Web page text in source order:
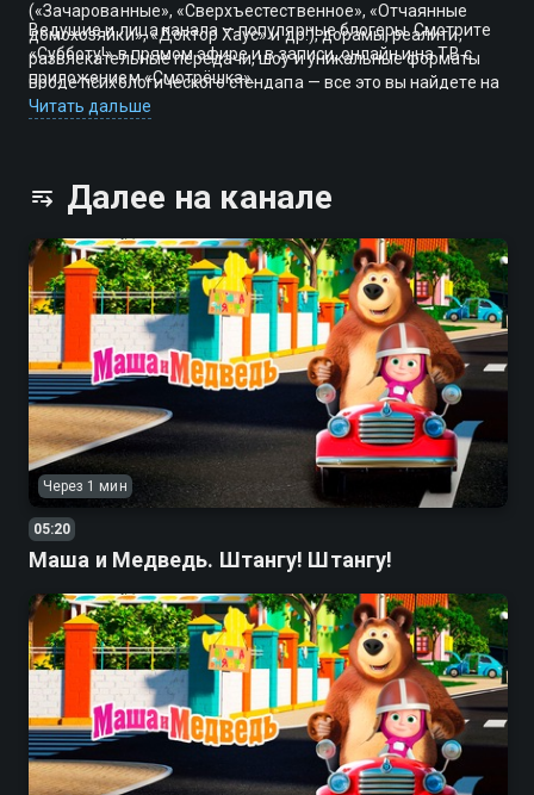
(«Зачарованные», «Сверхъестественное», «Отчаянные
домохозяйки», «Доктор Хаус» и др.), дорамы, реалити,
развлекательные передачи, шоу и уникальные форматы
вроде психологического стендапа — все это вы найдете на
телеканале.
Ведущие и лица канала — популярные блогеры. Смотрите
«Субботу!» в прямом эфире и в записи, онлайн и на ТВ с
приложением «Смотрёшка».
Читать дальше
Далее на канале
Через 1 мин
05:20
Маша и Медведь. Штангу! Штангу!